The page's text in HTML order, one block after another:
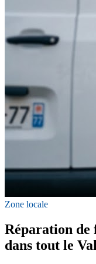
Zone locale
Réparation de
dans tout le